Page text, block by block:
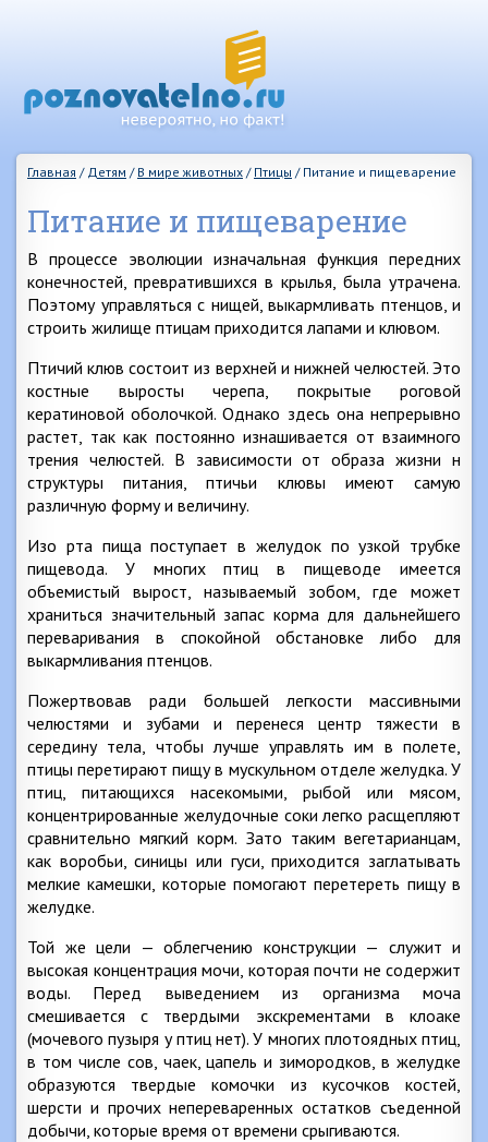
Главная / Детям / В мире животных / Птицы / Питание и пищеварение
Питание и пищеварение
В процессе эволюции изначальная функция передних
конечностей, превратившихся в крылья, была утрачена.
Поэтому управляться с нищей, выкармливать птенцов, и
строить жилище птицам приходится лапами и клювом.
Птичий клюв состоит из верхней и нижней челюстей. Это
костные выросты черепа, покрытые роговой
кератиновой оболочкой. Однако здесь она непрерывно
растет, так как постоянно изнашивается от взаимного
трения челюстей. В зависимости от образа жизни н
структуры питания, птичьи клювы имеют самую
различную форму и величину.
Изо рта пища поступает в желудок по узкой трубке
пищевода. У многих птиц в пищеводе имеется
объемистый вырост, называемый зобом, где может
храниться значительный запас корма для дальнейшего
переваривания в спокойной обстановке либо для
выкармливания птенцов.
Пожертвовав ради большей легкости массивными
челюстями и зубами и перенеся центр тяжести в
середину тела, чтобы лучше управлять им в полете,
птицы перетирают пищу в мускульном отделе желудка. У
птиц, питающихся насекомыми, рыбой или мясом,
концентрированные желудочные соки легко расщепляют
сравнительно мягкий корм. Зато таким вегетарианцам,
как воробьи, синицы или гуси, приходится заглатывать
мелкие камешки, которые помогают перетереть пищу в
желудке.
Той же цели — облегчению конструкции — служит и
высокая концентрация мочи, которая почти не содержит
воды. Перед выведением из организма моча
смешивается с твердыми экскрементами в клоаке
(мочевого пузыря у птиц нет). У многих плотоядных птиц,
в том числе сов, чаек, цапель и зимородков, в желудке
образуются твердые комочки из кусочков костей,
шерсти и прочих непереваренных остатков съеденной
добычи, которые время от времени срыгиваются.